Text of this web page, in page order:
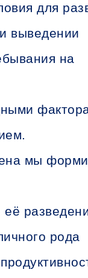
для
выведении
на
мы
её
рода